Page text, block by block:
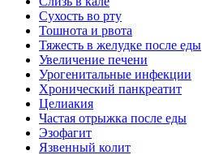
Сухость во рту
Тошнота и рвота
Тяжесть в желудке после еды
Увеличение печени
Урогенитальные инфекции
Хронический панкреатит
Целиакия
Частая отрыжка после еды
Эзофагит
Язвенный колит